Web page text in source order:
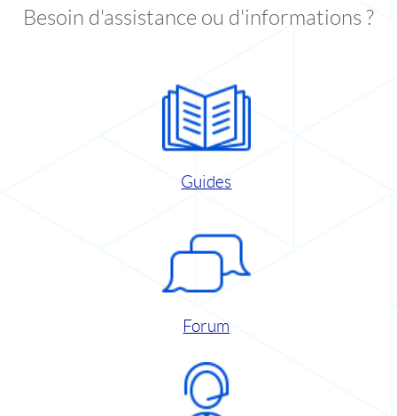
Besoin d'assistance ou d'informations ?
Guides
Forum